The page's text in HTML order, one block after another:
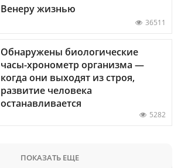
Венеру жизнью
36511
Обнаружены биологические
часы-хронометр организма —
когда они выходят из строя,
развитие человека
останавливается
5282
ПОКАЗАТЬ ЕЩЕ